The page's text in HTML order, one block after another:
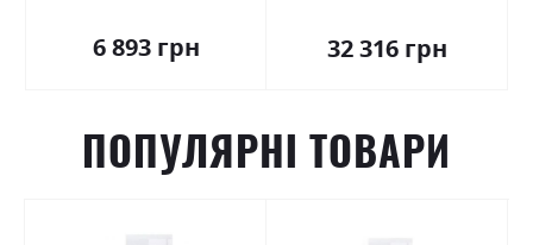
6 893 грн 32 316 грн
ПОПУЛЯРНІ ТОВАРИ